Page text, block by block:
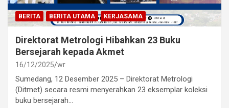
BERITA BERITA UTAMA KERJASAMA
Direktorat Metrologi Hibahkan 23 Buku
Bersejarah kepada Akmet
16/12/2025 wr
Sumedang, 12 Desember 2025 – Direktorat Metrologi
(Ditmet) secara resmi menyerahkan 23 eksemplar koleksi
buku bersejarah…